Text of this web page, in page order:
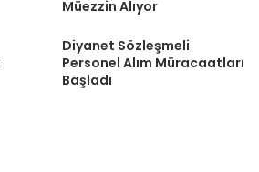
Müezzin Alıyor
Diyanet Sözleşmeli
Personel Alım Müracaatları
Başladı